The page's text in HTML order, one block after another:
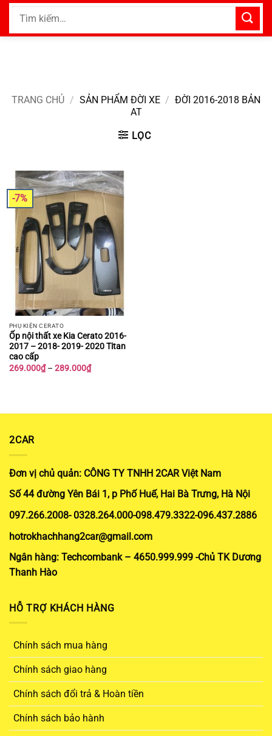
Bỏ
nội
Tìm
TRANG CHỦ / SẢN PHẨM ĐỜI XE / ĐỜI 2016-2018 BẢN
AT
LỌC
-7%
PHỤ KIỆN CERATO
Ốp nội thất xe Kia Cerato 2016-
2017 – 2018- 2019- 2020 Titan
cao cấp
269.000₫ – 289.000₫Khoảng
giá:
2CAR
Đơn vị chủ quản: CÔNG TY TNHH 2CAR Việt Nam
Số 44 đường Yên Bái 1, p Phố Huế, Hai Bà Trưng, Hà Nội
097.266.2008- 0328.264.000-098.479.3322-096.437.2886
hotrokhachhang2car@gmail.com
Ngân hàng: Techcombank – 4650.999.999 -Chủ TK Dương
Thanh Hào
HỖ TRỢ KHÁCH HÀNG
Chính sách mua hàng
Chính sách giao hàng
Chính sách đổi trả & Hoàn tiền
Chính sách bảo hành